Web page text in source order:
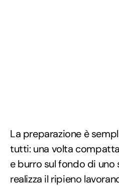
La preparazione è
tutti: una volta
e burro sul fondo di
realizza il ripieno